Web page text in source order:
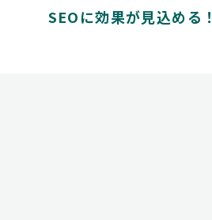
SEOに効果が見込める！